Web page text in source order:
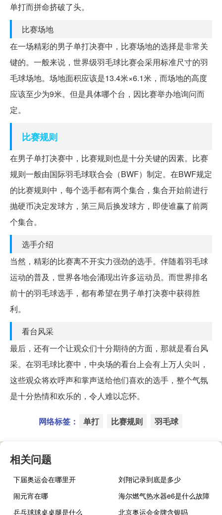
单打而拼命挤破了头。
比赛场地
在一场精彩的男子单打决赛中，比赛场地的选择是非常关
键的。一般来说，世界级羽毛球比赛会采用标准尺寸的羽
毛球场地。场地面积应该是13.4米×6.1米，而场地的高度
应该至少为9米。但是具体哪个台，因比赛举办地询问而
定。
比赛规则
在男子单打决赛中，比赛规则也是十分关键的因素。比赛
规则一般由国际羽毛球联合会（BWF）制定。在BWF规定
的比赛规则中，每个选手都有两个集合，集合开始前进行
抛硬币决定发球方，第三局后换发球方，即使谁赢了前两
个集合。
选手介绍
当然，精彩的比赛离不开实力强劲的选手。伴随着羽毛球
运动的普及，世界各地会涌现出许多运动员。而世界排名
前十的羽毛球选手，都有希望在男子单打决赛中获得胜
利。
看台风采
最后，还有一个让观众们十分期待的方面，那就是看台风
采。在羽毛球比赛中，中央场的看台上会有上万人尖叫，
这些观众将欢呼声和掌声送给他们喜欢的选手，整个气氛
是十分热情和欢乐的，令人难以忘怀。
网络标签： 单打 比赛规则 羽毛球
相关问题
下届奥运会在哪里开
刘翔记录到底是多少
闹元宵在哪
海尔燃气热水器e6是什么故障
乒乓球球桌桌腿是什么
北京奥运会金牌含银吗